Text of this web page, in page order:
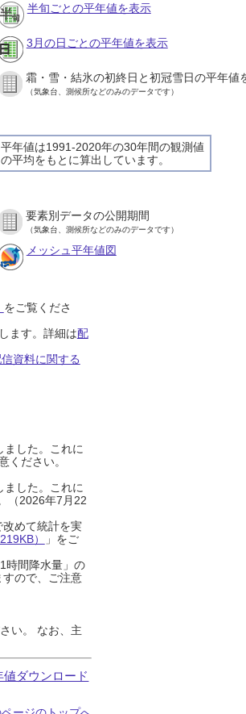
半旬ごとの平年値を表示
3月の日ごとの平年値を表示
霜・雪・結氷の初終日と初冠雪日の平年値
（気象台、測候所などのみのデータです）
平年値は1991-2020年の30年間の観測値
の平均をもとに算出しています。
要素別データの公開期間
（気象台、測候所などのみのデータです）
メッシュ平年値図
をご覧くださ
ます。詳細は配
資料に関する
した。これに
ください。
した。これに
（2026年7月22
めて統計を実
）
」をご
時間降水量」の
ので、ご注意
い。 なお、主
値ダウンロード